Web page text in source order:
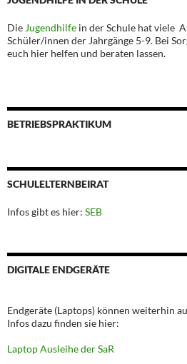
Die Jugendhilfe in der Schule hat viele
Schüler/innen der Jahrgänge 5-9. Bei
euch hier helfen und beraten lassen.
BETRIEBSPRAKTIKUM
SCHULELTERNBEIRAT
Infos gibt es hier: SEB
DIGITALE ENDGERÄTE
Endgeräte (Laptops) können weiterhin
Infos dazu finden sie hier:
Laptop Ausleihe der SaR